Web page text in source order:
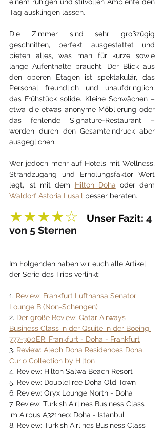
Tag ausklingen lassen.
Die Zimmer sind sehr großzügig
geschnitten, perfekt ausgestattet und
bieten alles, was man für kurze sowie
lange Aufenthalte braucht. Der Blick aus
den oberen Etagen ist spektakulär, das
Personal freundlich und unaufdringlich,
das Frühstück solide. Kleine Schwächen –
etwa die etwas anonyme Möblierung oder
das fehlende Signature-Restaurant –
werden durch den Gesamteindruck aber
ausgeglichen.
Wer jedoch mehr auf Hotels mit Wellness,
Strandzugang und Erholungsfaktor Wert
legt, ist mit dem Hilton Doha
Waldorf Astoria Lusail besser beraten.
★★★★☆ Unser Fazit: 4
von 5 Sternen
Im Folgenden haben wir euch alle Artikel
der Serie des Trips verlinkt:
1. Review: Frankfurt Lufthansa Senator
Lounge B (Non-Schengen)
2. Der große Review: Qatar Airways
Business Class in der Qsuite in der Boeing
777-300ER: Frankfurt - Doha - Frankfurt
3. Review: Aleph Doha Residences Doha,
Curio Collection by Hilton
4. Review: Hilton Salwa Beach Resort
5. Review: DoubleTree Doha Old Town
6. Review: Oryx Lounge North - Doha
7. Review: Turkish Airlines Business Class
im Airbus A321neo: Doha - Istanbul
8. Review: Turkish Airlines Business Class